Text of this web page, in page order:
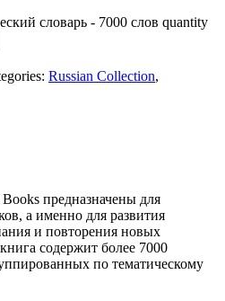
словарь - 7000 слов quantity
Russian Collection,
предназначены для
а именно для развития
и повторения новых
содержит более 7000
по тематическому